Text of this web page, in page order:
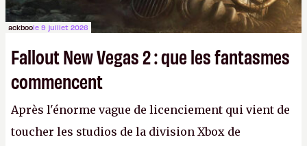
ackboole 9 juillet 2026
Fallout New Vegas 2 : que les fantasmes
commencent
Après l'énorme vague de licenciement qui vient de
toucher les studios de la division Xbox de